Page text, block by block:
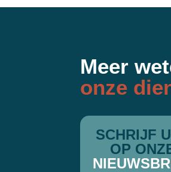
Meer
onze
SCHRIJF
OP